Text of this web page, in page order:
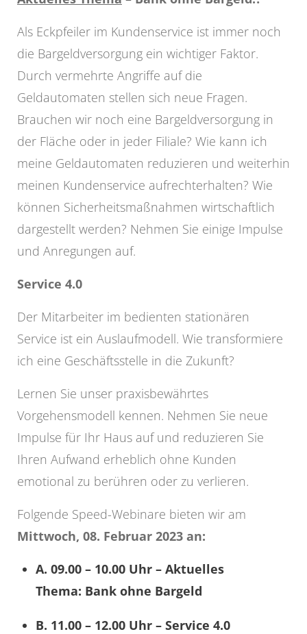
Als Eckpfeiler im Kundenservice ist immer noch
die Bargeldversorgung ein wichtiger Faktor.
Durch vermehrte Angriffe auf die
Geldautomaten stellen sich neue Fragen.
Brauchen wir noch eine Bargeldversorgung in
der Fläche oder in jeder Filiale? Wie kann ich
meine Geldautomaten reduzieren und weiterhin
meinen Kundenservice aufrechterhalten? Wie
können Sicherheitsmaßnahmen wirtschaftlich
dargestellt werden? Nehmen Sie einige Impulse
und Anregungen auf.
Service 4.0
Der Mitarbeiter im bedienten stationären
Service ist ein Auslaufmodell. Wie transformiere
ich eine Geschäftsstelle in die Zukunft?
Lernen Sie unser praxisbewährtes
Vorgehensmodell kennen. Nehmen Sie neue
Impulse für Ihr Haus auf und reduzieren Sie
Ihren Aufwand erheblich ohne Kunden
emotional zu berühren oder zu verlieren.
Folgende Speed-Webinare bieten wir am
Mittwoch, 08. Februar 2023 an:
A. 09.00 – 10.00 Uhr – Aktuelles
Thema: Bank ohne Bargeld
B. 11.00 – 12.00 Uhr – Service 4.0